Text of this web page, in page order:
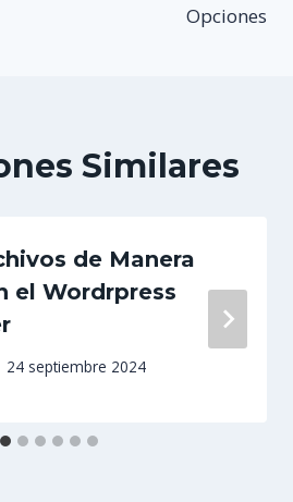
Opciones
Similares
de Manera
el Wordrpress
24 septiembre 2024